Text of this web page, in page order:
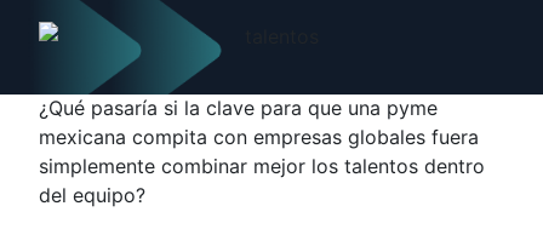
¿Qué pasaría si la clave para que una pyme
mexicana compita con empresas globales fuera
simplemente combinar mejor los talentos dentro
del equipo?